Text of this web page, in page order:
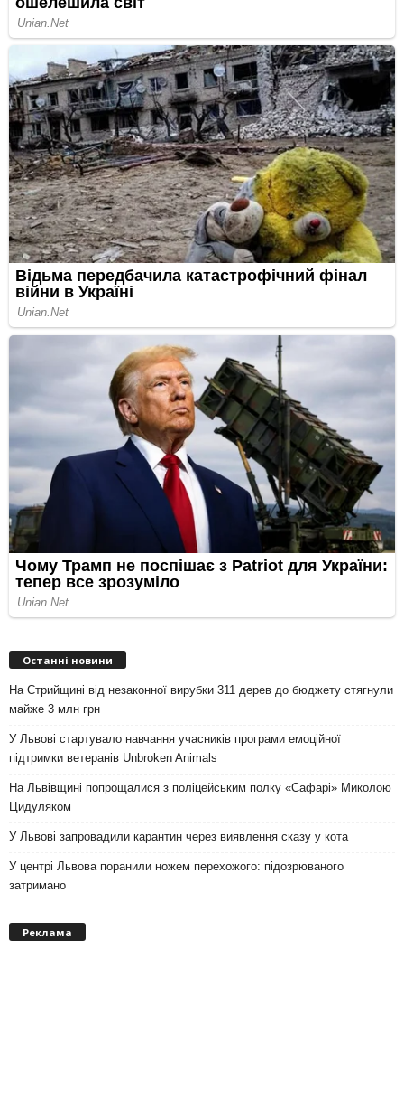
Останні новини
На Стрийщині від незаконної вирубки 311 дерев до бюджету стягнули
майже 3 млн грн
У Львові стартувало навчання учасників програми емоційної
підтримки ветеранів Unbroken Animals
На Львівщині попрощалися з поліцейським полку «Сафарі» Миколою
Цидуляком
У Львові запровадили карантин через виявлення сказу у кота
У центрі Львова поранили ножем перехожого: підозрюваного
затримано
Реклама